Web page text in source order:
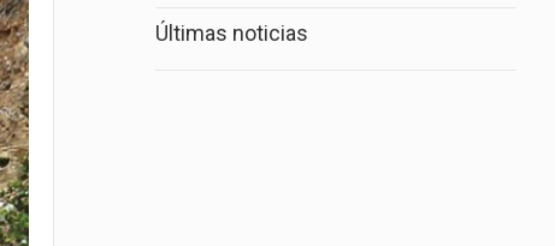
Últimas noticias